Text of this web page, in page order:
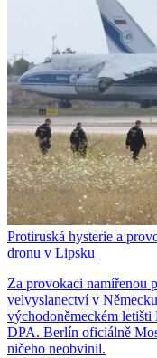
Protiruská hysterie a
dronu v Lipsku
Za provokaci namířenou
velvyslanectví v
východoněmeckém
DPA. Berlín oficiálně
ničeho neobvinil.